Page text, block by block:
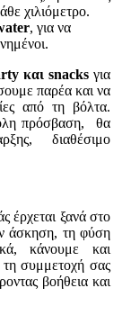
χιλιόμετρο.
, για να
και snacksγια
παρέα και να
από τη βόλτα.
πρόσβαση, θα
διαθέσιμο
έρχεται ξανά στο
άσκηση, τη φύση
κάνουμε και
συμμετοχή σας
βοήθεια και